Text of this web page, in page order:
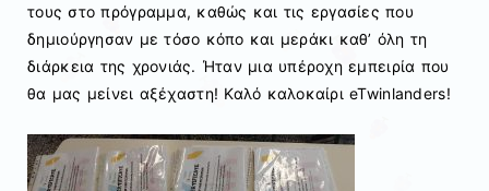
τους στο πρόγραμμα, καθώς και τις εργασίες που
δημιούργησαν με τόσο κόπο και μεράκι καθ’ όλη τη
διάρκεια της χρονιάς. Ήταν μια υπέροχη εμπειρία που
θα μας μείνει αξέχαστη! Καλό καλοκαίρι eTwinlanders!